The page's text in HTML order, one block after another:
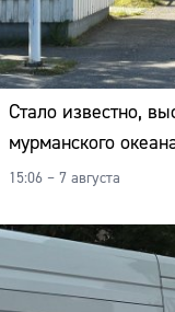
Стало известно,
мурманского
15:06 – 7 августа